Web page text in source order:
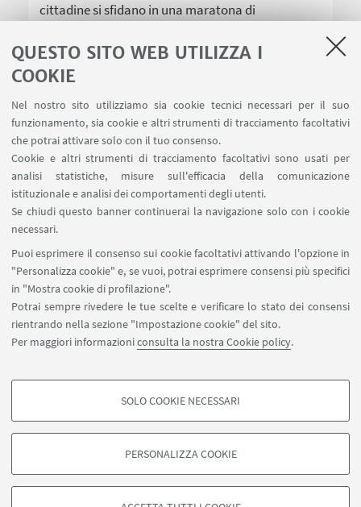
QUESTO SITO WEB UTILIZZA I
COOKIE
Nel nostro sito utilizziamo sia cookie tecnici necessari per il suo
funzionamento, sia cookie e altri strumenti di tracciamento facoltativi
che potrai attivare solo con il tuo consenso.
Cookie e altri strumenti di tracciamento facoltativi sono usati per
analisi statistiche, misure sull'efficacia della comunicazione
istituzionale e analisi dei comportamenti degli utenti.
Se chiudi questo banner continuerai la navigazione solo con i cookie
necessari.
Puoi esprimere il consenso sui cookie facoltativi attivando l'opzione in
"Personalizza cookie" e, se vuoi, potrai esprimere consensi più specifici
in "Mostra cookie di profilazione".
Potrai sempre rivedere le tue scelte e verificare lo stato dei consensi
rientrando nella sezione "Impostazione cookie" del sito.
Per maggiori informazioniconsulta la nostra Cookie policy.
COOKIE DI PROFILAZIONE - FACOLTATIVI
degli utenti, creare profili in base al loro comportamento sul sito, per analisi
di marketing.
SOLO COOKIE NECESSARI
PERSONALIZZA COOKIE
cittadine si sfidano in una maratona di
americana Anthonette Peña
LINK UTILI
Area riservata
SEGUI UNIBO SU:
APP:
©Copyright 2026 - ALMA MATER STUDIORUM - Università di
Bologna - Via Zamboni, 33 - 40126 Bologna - PI: 01131710376 - CF:
80007010376
Privacy
Note legali
Informazioni sul sito e accessibilità